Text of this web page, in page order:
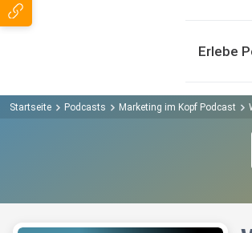
Erlebe
Startseite Podcasts Marketing im Kopf Podcast